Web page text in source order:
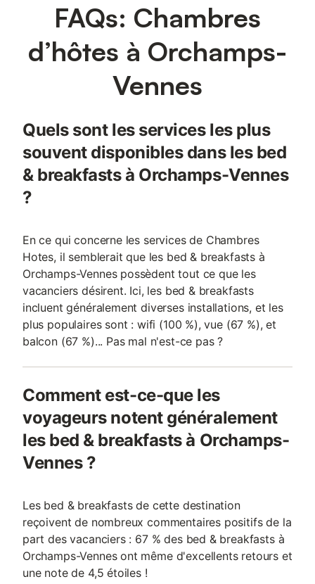
FAQs: Chambres
d’hôtes à Orchamps-
Vennes
Quels sont les services les plus
souvent disponibles dans les bed
& breakfasts à Orchamps-Vennes
?
En ce qui concerne les services de Chambres
Hotes, il semblerait que les bed & breakfasts à
Orchamps-Vennes possèdent tout ce que les
vacanciers désirent. Ici, les bed & breakfasts
incluent généralement diverses installations, et les
plus populaires sont : wifi (100 %), vue (67 %), et
balcon (67 %)... Pas mal n'est-ce pas ?
Comment est-ce-que les
voyageurs notent généralement
les bed & breakfasts à Orchamps-
Vennes ?
Les bed & breakfasts de cette destination
reçoivent de nombreux commentaires positifs de la
part des vacanciers : 67 % des bed & breakfasts à
Orchamps-Vennes ont même d'excellents retours et
une note de 4,5 étoiles !